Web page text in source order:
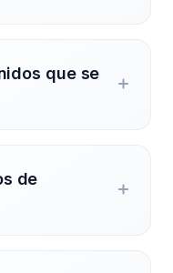
que se
de